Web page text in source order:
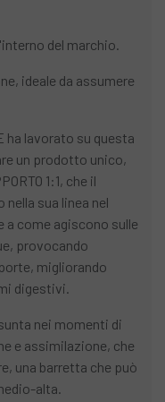
del marchio.
ideale da assumere
ha lavorato su questa
un prodotto unico,
1:1, che il
sua linea nel
a come agiscono sulle
provocando
migliorando
digestivi.
nei momenti di
e assimilazione, che
una barretta che può
alta.